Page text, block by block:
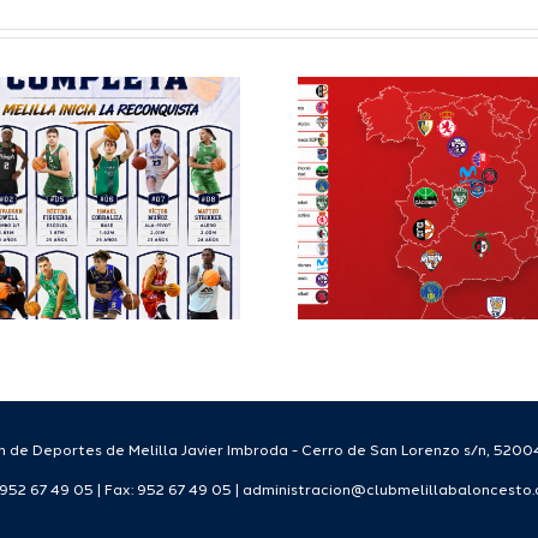
Definidos el
grupo de
Segunda FEB y
la Copa España
FEB para el
Melilla Ciudad
del Deporte
Staff
de Deportes de Melilla Javier Imbroda - Cerro de San Lorenzo s/n,
67 49 05 | Fax: 952 67 49 05 |